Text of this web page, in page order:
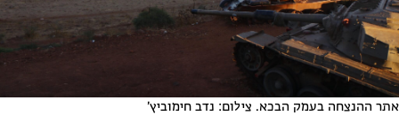
אתר ההנצחה בעמק הבכא. צילום: נדב חימוביץ׳